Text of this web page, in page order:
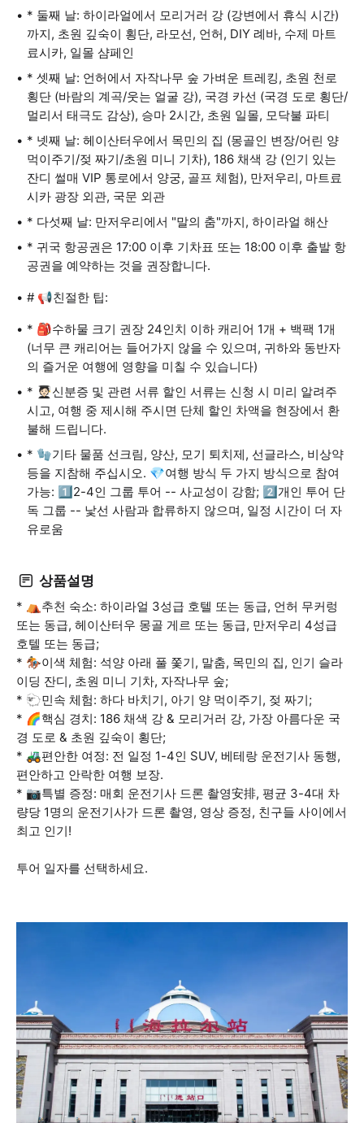
* 둘째 날: 하이라얼에서 모리거러 강 (강변에서 휴식 시간)
까지, 초원 깊숙이 횡단, 라모선, 언허, DIY 례바, 수제 마트
료시카, 일몰 샴페인
* 셋째 날: 언허에서 자작나무 숲 가벼운 트레킹, 초원 천로
횡단 (바람의 계곡/웃는 얼굴 강), 국경 카선 (국경 도로 횡단/
멀리서 태극도 감상), 승마 2시간, 초원 일몰, 모닥불 파티
* 넷째 날: 헤이산터우에서 목민의 집 (몽골인 변장/어린 양
먹이주기/젖 짜기/초원 미니 기차), 186 채색 강 (인기 있는
잔디 썰매 VIP 통로에서 양궁, 골프 체험), 만저우리, 마트료
시카 광장 외관, 국문 외관
* 다섯째 날: 만저우리에서 "말의 춤"까지, 하이라얼 해산
* 귀국 항공권은 17:00 이후 기차표 또는 18:00 이후 출발 항
공권을 예약하는 것을 권장합니다.
# 📢친절한 팁:
* 🎒수하물 크기 권장 24인치 이하 캐리어 1개 + 백팩 1개
(너무 큰 캐리어는 들어가지 않을 수 있으며, 귀하와 동반자
의 즐거운 여행에 영향을 미칠 수 있습니다)
* 🧑🏻‍🎓신분증 및 관련 서류 할인 서류는 신청 시 미리 알려주
시고, 여행 중 제시해 주시면 단체 할인 차액을 현장에서 환
불해 드립니다.
* 🧤기타 물품 선크림, 양산, 모기 퇴치제, 선글라스, 비상약
등을 지참해 주십시오. 💎여행 방식 두 가지 방식으로 참여
가능: 1️⃣2-4인 그룹 투어 -- 사교성이 강함; 2️⃣개인 투어 단
독 그룹 -- 낯선 사람과 합류하지 않으며, 일정 시간이 더 자
유로움
상품설명
* ⛺️추천 숙소: 하이라얼 3성급 호텔 또는 동급, 언허 무커렁
또는 동급, 헤이산터우 몽골 게르 또는 동급, 만저우리 4성급
호텔 또는 동급;
* 🏇이색 체험: 석양 아래 풀 쫓기, 말춤, 목민의 집, 인기 슬라
이딩 잔디, 초원 미니 기차, 자작나무 숲;
* 🐑민속 체험: 하다 바치기, 아기 양 먹이주기, 젖 짜기;
* 🌈핵심 경치: 186 채색 강 & 모리거러 강, 가장 아름다운 국
경 도로 & 초원 깊숙이 횡단;
* 🚜편안한 여정: 전 일정 1-4인 SUV, 베테랑 운전기사 동행,
편안하고 안락한 여행 보장.
* 📷특별 증정: 매회 운전기사 드론 촬영安排, 평균 3-4대 차
량당 1명의 운전기사가 드론 촬영, 영상 증정, 친구들 사이에서
최고 인기!
투어 일자를 선택하세요.